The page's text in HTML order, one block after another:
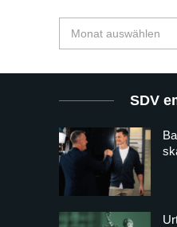
SDV